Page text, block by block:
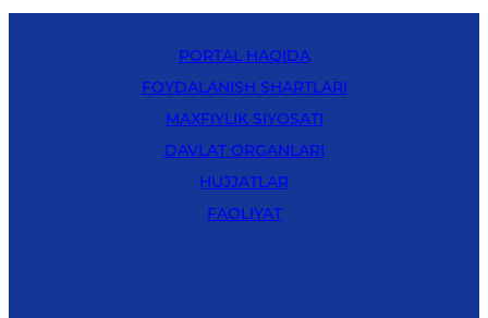
PORTAL HAQIDA
FOYDALANISH SHARTLARI
MAXFIYLIK SIYOSATI
DAVLAT ORGANLARI
HUJJATLAR
FAOLIYAT